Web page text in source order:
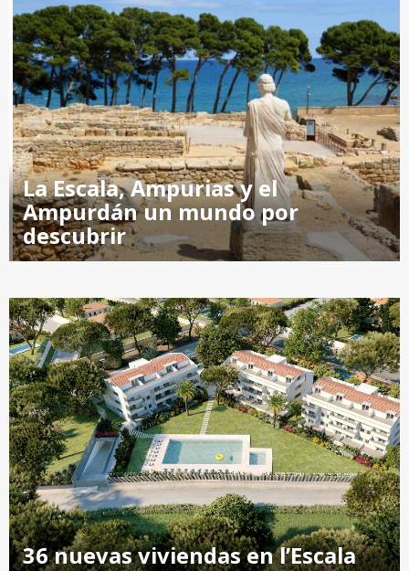
La Escala, Ampurias y el
Ampurdán un mundo por
descubrir
36 nuevas viviendas en l’Escala